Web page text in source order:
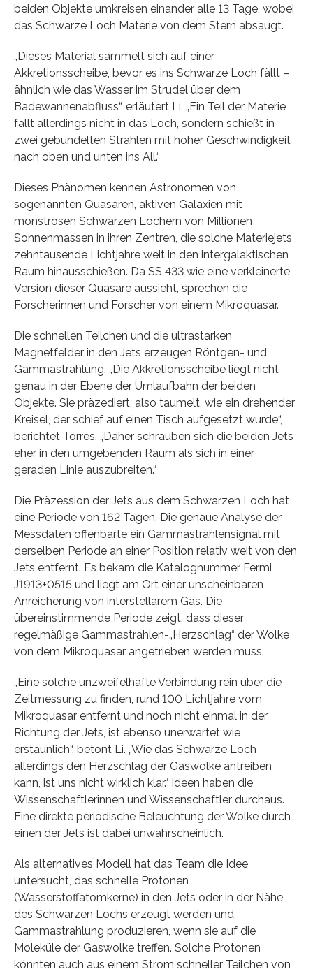
beiden Objekte umkreisen einander alle 13 Tage, wobei
das Schwarze Loch Materie von dem Stern absaugt.
„Dieses Material sammelt sich auf einer
Akkretionsscheibe, bevor es ins Schwarze Loch fällt –
ähnlich wie das Wasser im Strudel über dem
Badewannenabfluss“, erläutert Li. „Ein Teil der Materie
fällt allerdings nicht in das Loch, sondern schießt in
zwei gebündelten Strahlen mit hoher Geschwindigkeit
nach oben und unten ins All.“
Dieses Phänomen kennen Astronomen von
sogenannten Quasaren, aktiven Galaxien mit
monströsen Schwarzen Löchern von Millionen
Sonnenmassen in ihren Zentren, die solche Materiejets
zehntausende Lichtjahre weit in den intergalaktischen
Raum hinausschießen. Da SS 433 wie eine verkleinerte
Version dieser Quasare aussieht, sprechen die
Forscherinnen und Forscher von einem Mikroquasar.
Die schnellen Teilchen und die ultrastarken
Magnetfelder in den Jets erzeugen Röntgen- und
Gammastrahlung. „Die Akkretionsscheibe liegt nicht
genau in der Ebene der Umlaufbahn der beiden
Objekte. Sie präzediert, also taumelt, wie ein drehender
Kreisel, der schief auf einen Tisch aufgesetzt wurde“,
berichtet Torres. „Daher schrauben sich die beiden Jets
eher in den umgebenden Raum als sich in einer
geraden Linie auszubreiten.“
Die Präzession der Jets aus dem Schwarzen Loch hat
eine Periode von 162 Tagen. Die genaue Analyse der
Messdaten offenbarte ein Gammastrahlensignal mit
derselben Periode an einer Position relativ weit von den
Jets entfernt. Es bekam die Katalognummer Fermi
J1913+0515 und liegt am Ort einer unscheinbaren
Anreicherung von interstellarem Gas. Die
übereinstimmende Periode zeigt, dass dieser
regelmäßige Gammastrahlen-„Herzschlag“ der Wolke
von dem Mikroquasar angetrieben werden muss.
„Eine solche unzweifelhafte Verbindung rein über die
Zeitmessung zu finden, rund 100 Lichtjahre vom
Mikroquasar entfernt und noch nicht einmal in der
Richtung der Jets, ist ebenso unerwartet wie
erstaunlich“, betont Li. „Wie das Schwarze Loch
allerdings den Herzschlag der Gaswolke antreiben
kann, ist uns nicht wirklich klar.“ Ideen haben die
Wissenschaftlerinnen und Wissenschaftler durchaus.
Eine direkte periodische Beleuchtung der Wolke durch
einen der Jets ist dabei unwahrscheinlich.
Als alternatives Modell hat das Team die Idee
untersucht, das schnelle Protonen
(Wasserstoffatomkerne) in den Jets oder in der Nähe
des Schwarzen Lochs erzeugt werden und
Gammastrahlung produzieren, wenn sie auf die
Moleküle der Gaswolke treffen. Solche Protonen
könnten auch aus einem Strom schneller Teilchen von